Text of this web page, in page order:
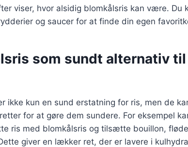
viser, hvor alsidig blomkålsris kan være. Du
og saucer for at finde din egen
som sundt alternativ
ikke kun en sund erstatning for ris, men de
for at gøre dem sundere. For eksempel
ris med blomkålsris og tilsætte bouillon,
giver en lækker ret, der er lavere i